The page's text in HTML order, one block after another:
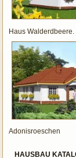
Haus Walderdbeere.
Adonisroeschen
HAUSBAU